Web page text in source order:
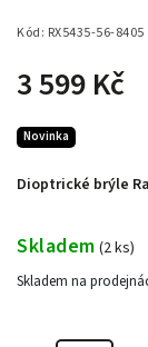
Kód: RX5435-56-8405
3 599 Kč
Dioptrické brýle
Novinka
Skladem (2 ks)
Skladem na